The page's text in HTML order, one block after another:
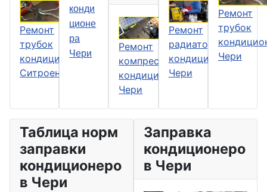
Ремонт
трубок
кондиционера
Ситроен
конди
ционе
ра
Чери
Ремонт
компрессора
кондиционера
Чери
Ремонт
радиатора
кондиционера
Чери
Ремонт
трубок
Чери
Таблица норм
заправки
кондиционеро
в Чери
Заправка
кондиционеро
в Чери